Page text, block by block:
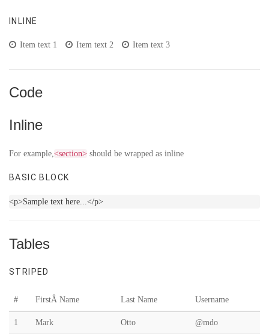
INLINE
Item text 1 Item text 2 Item text 3
Code
Inline
For example,<section> should be wrapped as inline
BASIC BLOCK
<p>Sample text here...</p>
Tables
STRIPED
# FirstÂ Name Last Name Username
1 Mark Otto @mdo